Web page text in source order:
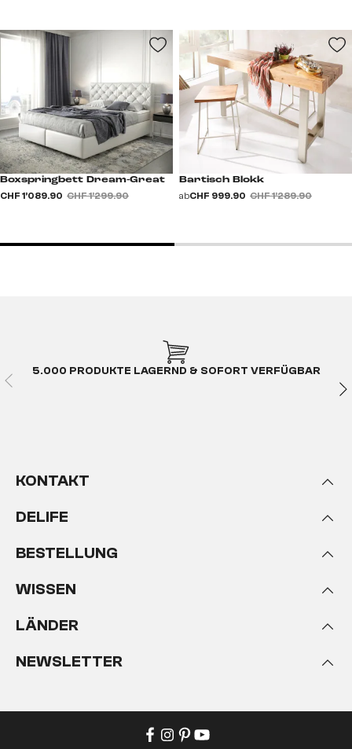
Boxspringbett Dream-Great
CHF 1’089.90 CHF 1’299.90
Bartisch Blokk
abCHF 999.90 CHF 1’289.90
5.000 PRODUKTE LAGERND & SOFORT VERFÜGBAR
KONTAKT
DELIFE
BESTELLUNG
WISSEN
LÄNDER
NEWSLETTER